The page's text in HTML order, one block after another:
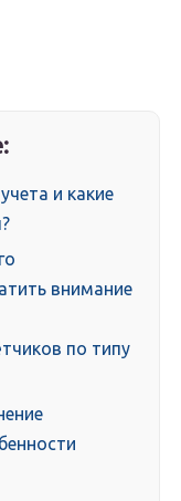
и какие
внимание
по типу